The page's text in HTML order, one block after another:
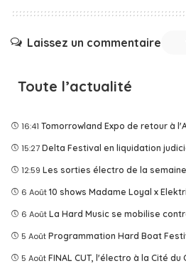
Laissez un commentaire
Toute l’actualité
16:41 Tomorrowland Expo de retour à
15:27 Delta Festival en liquidation
12:59 Les sorties électro de la
6 Août 10 shows Madame Loyal x
6 Août La Hard Music se mobilise
5 Août Programmation Hard Boat
5 Août FINAL CUT, l'électro à la Cité du